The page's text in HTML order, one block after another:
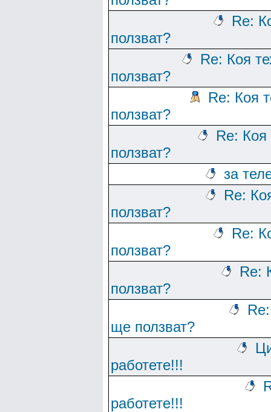
Re:
ползват?
Re: Коя
ползват?
Re: Коя
ползват?
Re: Коя
ползват?
за
Re:
ползват?
Re:
ползват?
Re:
ползват?
ще ползват?
работете!!!
работете!!!